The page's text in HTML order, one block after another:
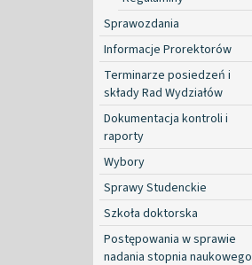
Sprawozdania
Informacje Prorektorów
Terminarze posiedzeń i
składy Rad Wydziałów
Dokumentacja kontroli i
raporty
Wybory
Sprawy Studenckie
Szkoła doktorska
Postępowania w sprawie
nadania stopnia naukowego